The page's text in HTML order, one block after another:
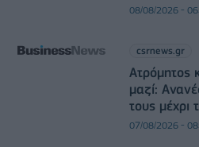
08/08/2026 -
csrnews.gr
Ατρόμητος
μαζί:
τους μέχρι
07/08/2026 -